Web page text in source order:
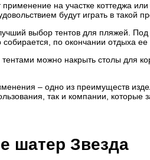
применение на участке коттеджа
будут играть в такой
выбор тентов для пляжей. Под
собирается, по окончании отдыха
можно накрыть столы для
– одно из преимуществ
так и компании,
шатер Звезда